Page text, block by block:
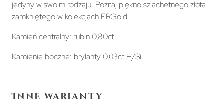
jedyny w swoim rodzaju. Poznaj piękno szlachetnego złota
zamkniętego w kolekcjach ERGold.
Kamień centralny: rubin 0,80ct
Kamienie boczne: brylanty 0,03ct H/Si
Inne warianty